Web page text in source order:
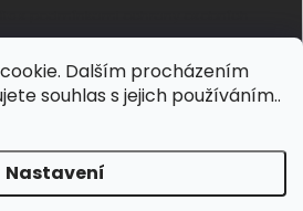
Dalším procházením
souhlas s jejich používáním..
Nastavení